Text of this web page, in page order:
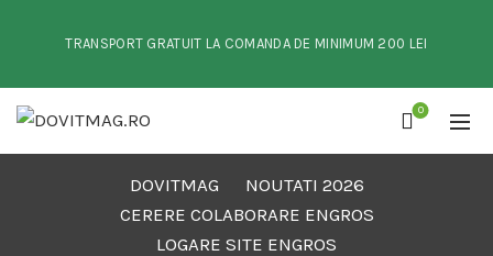
TRANSPORT GRATUIT LA COMANDA DE MINIMUM 200 LEI
0
DOVITMAG
NOUTATI 2026
CERERE COLABORARE ENGROS
LOGARE SITE ENGROS